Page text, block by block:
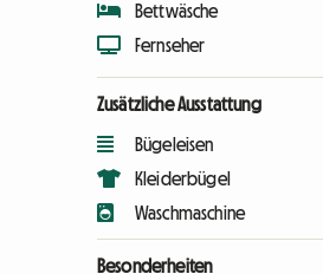
Bettwäsche
Fernseher
Zusätzliche Ausstattung
Bügeleisen
Kleiderbügel
Waschmaschine
Besonderheiten